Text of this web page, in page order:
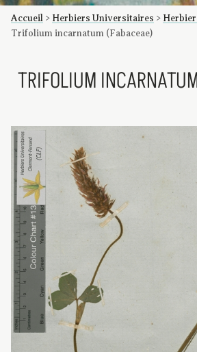
Les factums à la BU
Présentation du corpus de factums de la
Bibliographie
Glossaire
Index de recherche
Accueil > Herbiers Universitaires >
Trifolium incarnatum (Fabaceae)
TRIFOLIUM